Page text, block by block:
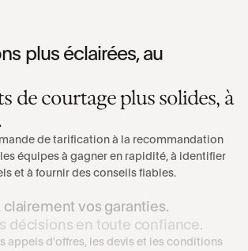
plus éclairées, au
de courtage plus solides, à
de tarification à la recommandation
équipes à gagner en rapidité, à identifier
et à fournir des conseils fiables.
clairement vos garanties.
décisions en toute confiance.
appels d'offres, les devis et les conditions